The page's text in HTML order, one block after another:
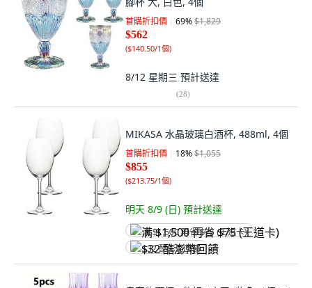
首購折扣價 69%$1,829
$562
($140.50/1個)
8/12 星期三 預計送達
(28)
MIKASA 水晶玻璃白酒杯, 488ml, 4個
首購折扣價 18%$1,055
$855
($213.75/1個)
明天 8/9 (日) 預計送達
满 $1,500 再省 $75 (王道卡)
$32 酷澎幣回饋